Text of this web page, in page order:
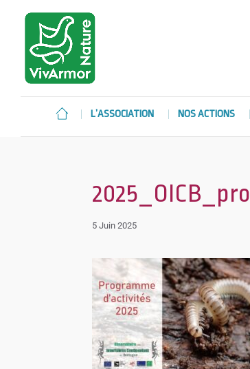
L’ASSOCIATION NOS ACTIONS
5 Juin 2025